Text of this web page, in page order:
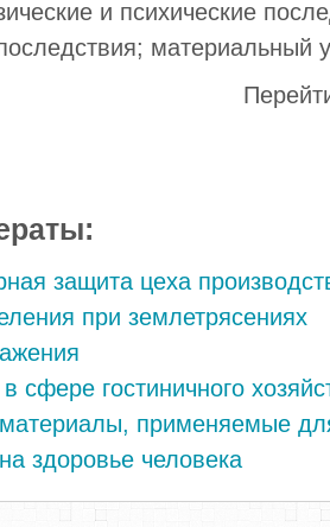
и психические
материальный
защита цеха
при землетрясениях
сфере гостиничного
применяемые
здоровье человека